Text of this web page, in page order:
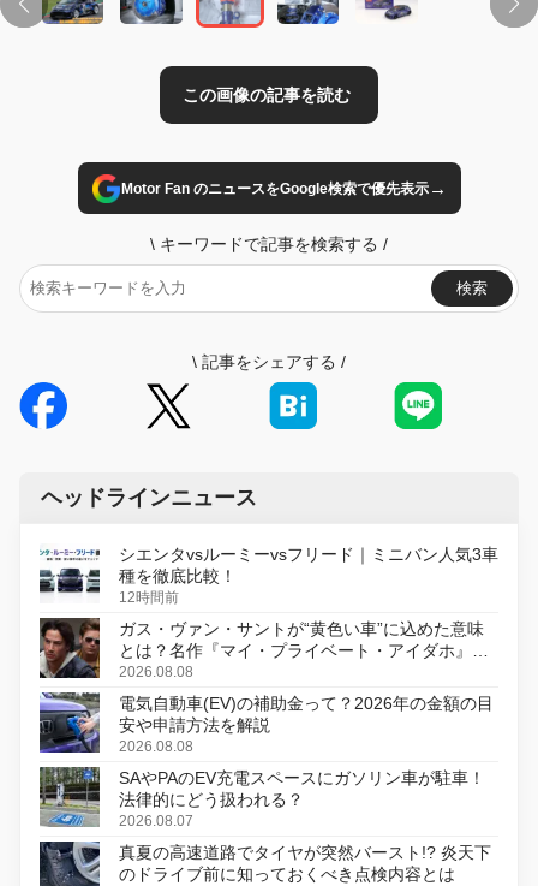
Motor Fan のニュースをGoogle検索で優先表示→
\ キーワードで記事を検索する /
検索
\ 記事をシェアする /
ヘッドラインニュース
シエンタvsルーミーvsフリード｜ミニバン人気3車
種を徹底比較！
12時間前
ガス・ヴァン・サントが“黄色い車”に込めた意味
とは？名作『マイ・プライベート・アイダホ』が
初のデジタルリマスター版で復活
2026.08.08
電気自動車(EV)の補助金って？2026年の金額の目
安や申請方法を解説
2026.08.08
SAやPAのEV充電スペースにガソリン車が駐車！
法律的にどう扱われる？
2026.08.07
真夏の高速道路でタイヤが突然バースト!? 炎天下
のドライブ前に知っておくべき点検内容とは